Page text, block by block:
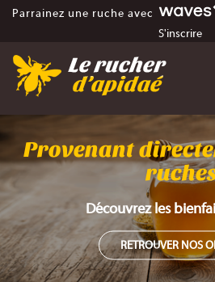
Parrainez une ruche avec
S'inscrire
Provenant
Découvrez les
RETROUVER NOS